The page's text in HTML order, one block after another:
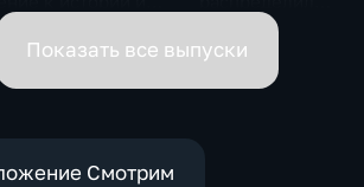
обязанности вице-
премьеров
Показать все выпуски
Смотрим